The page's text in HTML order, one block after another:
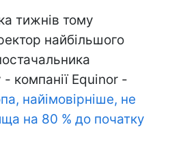
тижнів тому
найбільшого
компанії Equinor -
найімовірніше, не
на 80 % до початку